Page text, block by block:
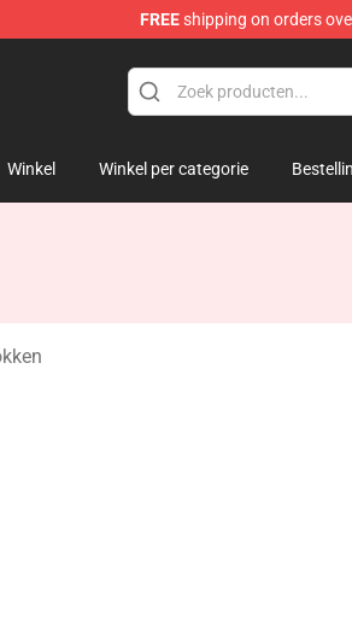
FREEshipping on orders
Winkel Winkel per categorie